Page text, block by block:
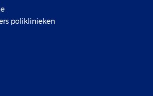
poliklinieken